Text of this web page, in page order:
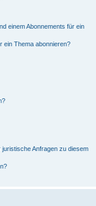
einem Abonnements für ein
ein Thema abonnieren?
Anfragen zu diesem